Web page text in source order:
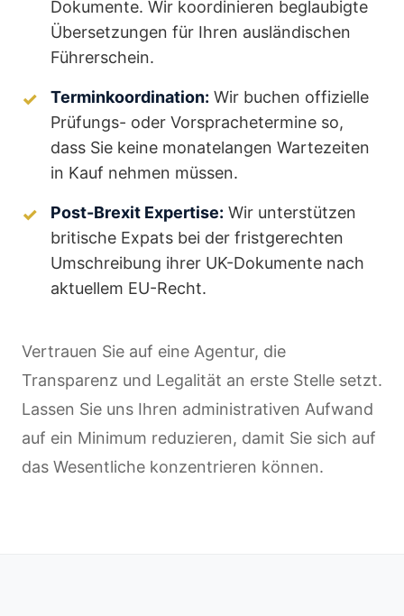
Dokumente. Wir koordinieren beglaubigte
Übersetzungen für Ihren ausländischen
Führerschein.
Terminkoordination: Wir buchen offizielle
Prüfungs- oder Vorsprachetermine so,
dass Sie keine monatelangen Wartezeiten
in Kauf nehmen müssen.
Post-Brexit Expertise: Wir unterstützen
britische Expats bei der fristgerechten
Umschreibung ihrer UK-Dokumente nach
aktuellem EU-Recht.
Vertrauen Sie auf eine Agentur, die
Transparenz und Legalität an erste Stelle setzt.
Lassen Sie uns Ihren administrativen Aufwand
auf ein Minimum reduzieren, damit Sie sich auf
das Wesentliche konzentrieren können.